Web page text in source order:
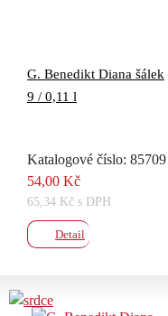
G. Benedikt Diana šálek
9 / 0,11 l
Katalogové číslo: 85709
54,00 Kč
65,34 Kč s DPH
Detail